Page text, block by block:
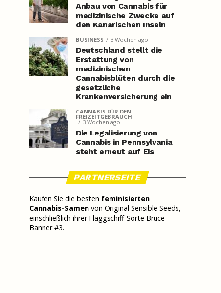
Anbau von Cannabis für
medizinische Zwecke auf
den Kanarischen Inseln
BUSINESS 3 Wochen ago
Deutschland stellt die
Erstattung von
medizinischen
Cannabisblüten durch die
gesetzliche
Krankenversicherung ein
CANNABIS FÜR DEN
FREIZEITGEBRAUCH
3 Wochen ago
Die Legalisierung von
Cannabis in Pennsylvania
steht erneut auf Eis
PARTNERSEITE
Kaufen Sie die besten feminisierten
Cannabis-Samen von Original Sensible Seeds,
einschließlich ihrer Flaggschiff-Sorte Bruce
Banner #3.